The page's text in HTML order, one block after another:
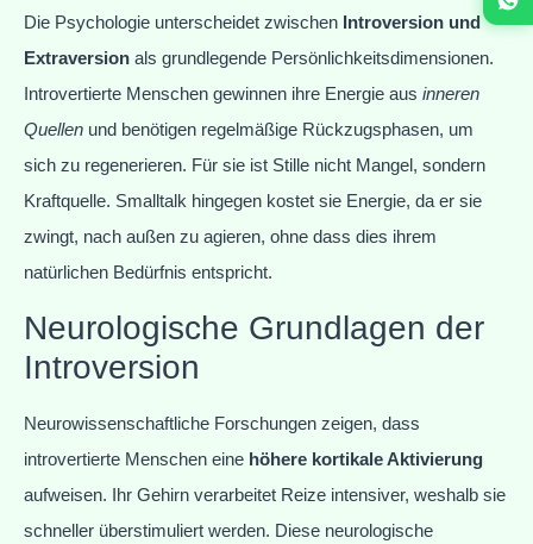
Die Psychologie unterscheidet zwischen Introversion und
Extraversion als grundlegende Persönlichkeitsdimensionen.
Introvertierte Menschen gewinnen ihre Energie aus inneren
Quellen und benötigen regelmäßige Rückzugsphasen, um
sich zu regenerieren. Für sie ist Stille nicht Mangel, sondern
Kraftquelle. Smalltalk hingegen kostet sie Energie, da er sie
zwingt, nach außen zu agieren, ohne dass dies ihrem
natürlichen Bedürfnis entspricht.
Neurologische Grundlagen der
Introversion
Neurowissenschaftliche Forschungen zeigen, dass
introvertierte Menschen eine höhere kortikale Aktivierung
aufweisen. Ihr Gehirn verarbeitet Reize intensiver, weshalb sie
schneller überstimuliert werden. Diese neurologische